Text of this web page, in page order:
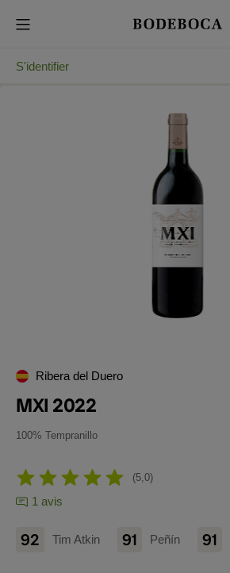
S'identifier
Ribera del Duero
MXI 2022
100% Tempranillo
5,0
1 avis
92 Tim Atkin 91 Peñín 91